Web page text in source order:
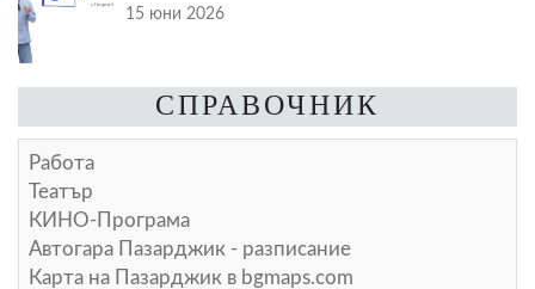
15 юни 2026
СПРАВОЧНИК
Работа
Театър
КИНО-Програма
Автогара Пазарджик - разписание
Карта на Пазарджик в bgmaps.com